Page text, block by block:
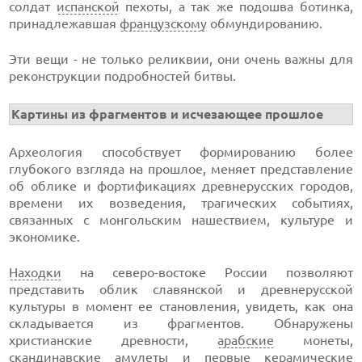
солдат испанской пехоты, а так же подошва ботинка,
принадлежавшаяфранцузскому обмундированию.
Эти вещи - не только реликвии, они очень важны для
реконструкции подробностей битвы.
Картины из фрагментов и исчезающее прошлое
Археология способствует формированию более
глубокого взгляда на прошлое, меняет представление
об облике и фортификациях древнерусских городов,
времени их возведения, трагических событиях,
связанных с монгольским нашествием, культуре и
экономике.
Находки на северо-востоке России позволяют
представить облик славянской и древнерусской
культуры в момент ее становления, увидеть, как она
складывается из фрагментов. Обнаружены
христианские древности, арабские монеты,
скандинавские амулеты и первые керамические